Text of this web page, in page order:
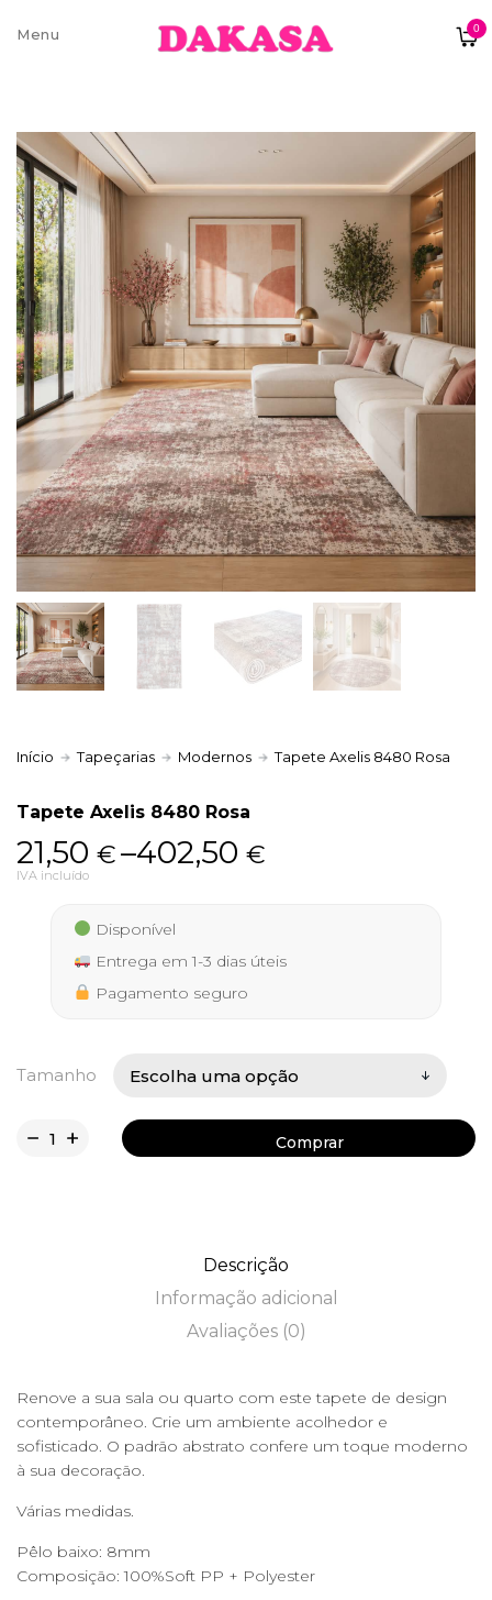
0
Sobre nós
Contatos e moradas
Pagamentos e Envios
Trocas e Devoluções
Termos e condições
Política de Privacidade
Início Tapeçarias Modernos Tapete Axelis 8480 Rosa
Tapete Axelis 8480 Rosa
21,50 €–402,50€
Price
range:
21,50 €
through
402,50 €
IVA incluído
Disponível
Entrega em 1-3 dias úteis
Pagamento seguro
Tamanho
Comprar
Descrição
Informação adicional
Avaliações (0)
Renove a sua sala ou quarto com este tapete de design
contemporâneo. Crie um ambiente acolhedor e
sofisticado. O padrão abstrato confere um toque moderno
à sua decoração.
Várias medidas.
Pêlo baixo: 8mm
Composição: 100%Soft PP + Polyester